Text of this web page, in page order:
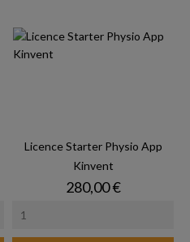
Licence Starter Physio App
Kinvent
Prix
280,00 €